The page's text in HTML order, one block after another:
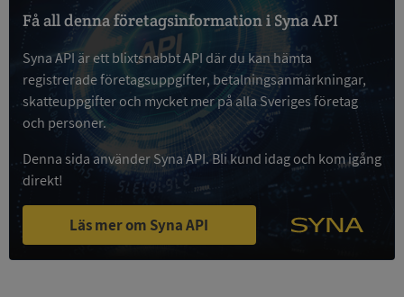
Få all denna företagsinformation i Syna API
Syna API är ett blixtsnabbt API där du kan hämta
registrerade företagsuppgifter, betalningsanmärkningar,
skatteuppgifter och mycket mer på alla Sveriges företag
och personer.
Denna sida använder Syna API. Bli kund idag och kom igång
direkt!
Läs mer om Syna API
VISITOR_PRIVACY_METADATA
YouTube
.youtube.com
ASP.NET_SessionId
de.syna.se
Session
Google
Privacy Policy